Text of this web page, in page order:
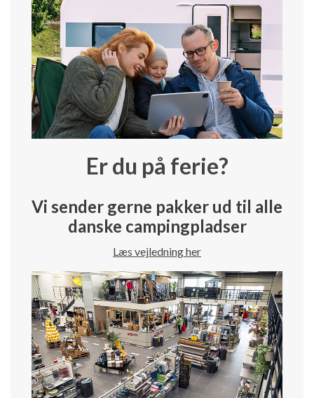
Er du på ferie?
Vi sender gerne pakker ud til alle
danske campingpladser
Læs vejledning her